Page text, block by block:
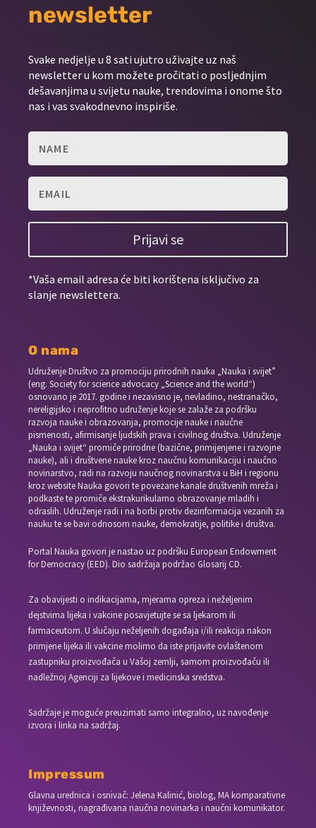
newsletter
Svake nedjelje u 8 sati ujutro uživajte uz naš
newsletter u kom možete pročitati o posljednjim
dešavanjima u svijetu nauke, trendovima i onome što
nas i vas svakodnevno inspiriše.
Prijavi se
*Vaša email adresa će biti korištena isključivo za
slanje newslettera.
O nama
Udruženje Društvo za promociju prirodnih nauka „Nauka i svijet”
(eng. Society for science advocacy „Science and the world“)
osnovano je 2017. godine i nezavisno je, nevladino, nestranačko,
nereligijsko i neprofitno udruženje koje se zalaže za podršku
razvoja nauke i obrazovanja, promocije nauke i naučne
pismenosti, afirmisanje ljudskih prava i civilnog društva. Udruženje
„Nauka i svijet“ promiče prirodne (bazične, primijenjene i razvojne
nauke), ali i društvene nauke kroz naučnu komunikaciju i naučno
novinarstvo, radi na razvoju naučnog novinarstva u BiH i regionu
kroz website Nauka govori te povezane kanale društvenih mreža i
podkaste te promiče ekstrakurikularno obrazovanje mladih i
odraslih. Udruženje radi i na borbi protiv dezinformacija vezanih za
nauku te se bavi odnosom nauke, demokratije, politike i društva.
Portal Nauka govori je nastao uz podršku European Endowment
for Democracy (EED). Dio sadržaja podržao Glosarij CD.
Za obavijesti o indikacijama, mjerama opreza i neželjenim
dejstvima lijeka i vakcine posavjetujte se sa ljekarom ili
farmaceutom. U slučaju neželjenih događaja i/ili reakcija nakon
primjene lijeka ili vakcine molimo da iste prijavite ovlaštenom
zastupniku proizvođača u Vašoj zemlji, samom proizvođaču ili
nadležnoj Agenciji za lijekove i medicinska sredstva.
Sadržaje je moguće preuzimati samo integralno, uz navođenje
izvora i linka na sadržaj.
Impressum
Glavna urednica i osnivač: Jelena Kalinić, biolog, MA komparativne
književnosti, nagrađivana naučna novinarka i naučni komunikator.